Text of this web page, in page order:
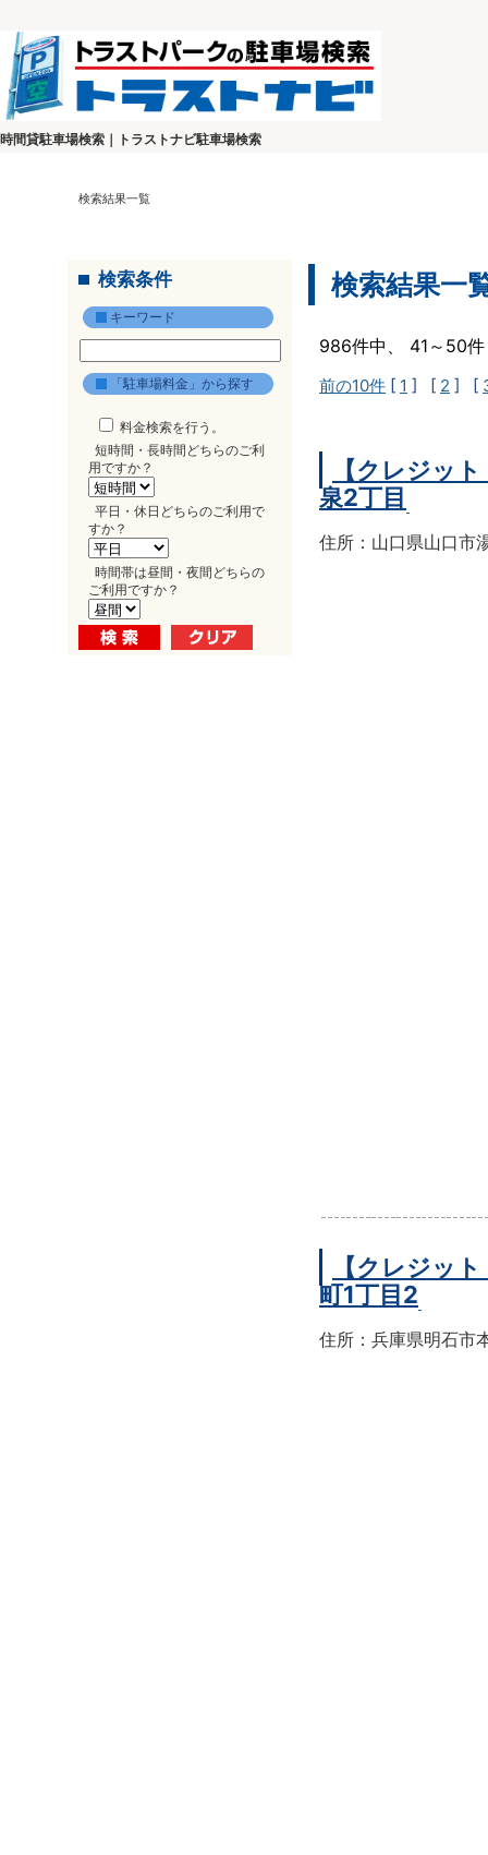
時間貸駐車場検索｜トラストナビ駐車場検索
検索結果一覧
検索条件
キーワード
「駐車場料金」から探す
料金検索を行う。
短時間・長時間どちらのご利
用ですか？
平日・休日どちらのご利用で
すか？
時間帯は昼間・夜間どちらの
ご利用ですか？
検索結果一
986件中、 41～50
前の10件 [ 1 ] [ 2 ] [
【クレジッ
泉2丁目
住所：山口県山口市
【クレジッ
町1丁目2
住所：兵庫県明石市